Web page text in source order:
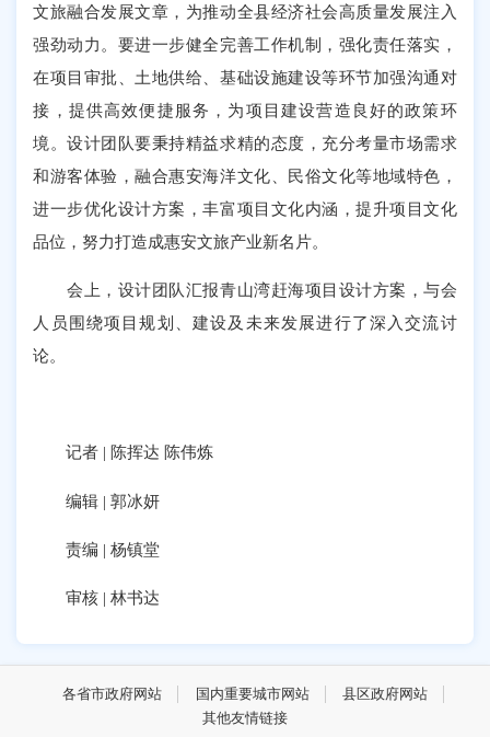
文旅融合发展文章，为推动全县经济社会高质量发展注入
强劲动力。要进一步健全完善工作机制，强化责任落实，
在项目审批、土地供给、基础设施建设等环节加强沟通对
接，提供高效便捷服务，为项目建设营造良好的政策环
境。设计团队要秉持精益求精的态度，充分考量市场需求
和游客体验，融合惠安海洋文化、民俗文化等地域特色，
进一步优化设计方案，丰富项目文化内涵，提升项目文化
品位，努力打造成惠安文旅产业新名片。
会上，设计团队汇报青山湾赶海项目设计方案，与会
人员围绕项目规划、建设及未来发展进行了深入交流讨
论。
记者 | 陈挥达 陈伟炼
编辑 | 郭冰妍
责编 | 杨镇堂
审核 | 林书达
各省市政府网站 国内重要城市网站
县区政府网站
其他友情链接